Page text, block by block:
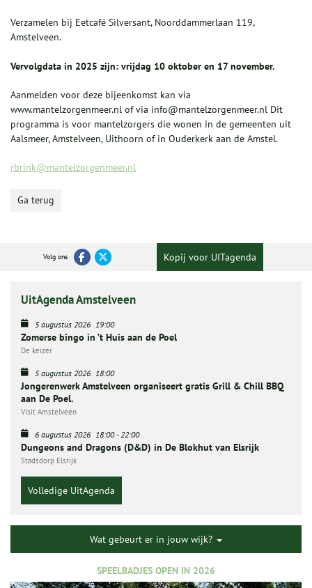
Verzamelen bij Eetcafé Silversant, Noorddammerlaan 119,
Amstelveen.
Vervolgdata in 2025 zijn: vrijdag 10 oktober en 17 november.
Aanmelden voor deze bijeenkomst kan via
www.mantelzorgenmeer.nl of via info@mantelzorgenmeer.nl Dit
programma is voor mantelzorgers die wonen in de gemeenten uit
Aalsmeer, Amstelveen, Uithoorn of in Ouderkerk aan de Amstel.
rbrink@mantelzorgenmeer.nl
Ga terug
Volg ons Kopij voor UITagenda
UitAgenda Amstelveen
5 augustus 2026 19:00
Zomerse bingo in ’t Huis aan de Poel
De keizer
5 augustus 2026 18:00
Jongerenwerk Amstelveen organiseert gratis Grill & Chill BBQ
aan De Poel.
Visit Amstelveen
6 augustus 2026 18:00-22:00
Dungeons and Dragons (D&D) in De Blokhut van Elsrijk
Stadsdorp Elsrijk
Volledige UitAgenda
Wat gebeurt er in jouw wijk?
SPEELBADJES OPEN IN 2026